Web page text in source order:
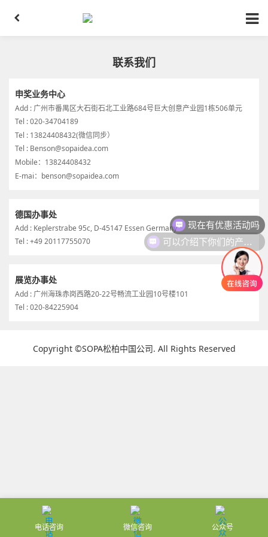
联系我们
申奖业务中心
Add : 广州市番禺区大石街石北工业路684号巨大创意产业园1栋506单元
Tel : 020-34704189
Tel : 13824408432(微信同步）
Tel : Benson@sopaidea.com
Mobile：13824408432
E-mai：benson@sopaidea.com
德国办事处
Add : Keplerstrabe 95c, D-45147 Essen Germany
Tel : +49 20117755070
展览办事处
Add : 广州海珠赤岗西路20-22号畅流工业园10号楼101
Tel : 020-84225904
Copyright ©SOPA松柏中国公司. All Rights Reserved
电话咨询 微信咨询 公众号
现在有优惠活动吗